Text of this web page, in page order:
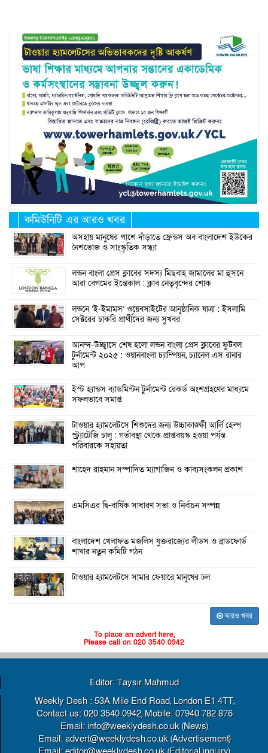
কমিউনিটি এর আরও খবর
অসহায় মানুষের পাশে দাঁড়াতে ফ্রেন্ডস অব বাংলাদেশ ইউকের
নৈশভোজ ও সাংস্কৃতিক সন্ধ্যা
লন্ডন বাংলা প্রেস ক্লাবের সদস্য মিছবাহ জামালের মা হুসনে
আরা বেগমের ইন্তেকাল : ক্লাব নেতৃবৃন্দের শোক
লন্ডনে ‘ই-ইমামস’ ওয়েবসাইটের আনুষ্ঠানিক যাত্রা : ইসলামি
সেক্টরের চাকরি প্রার্থীদের জন্য সুখবর
আনন্দ-উচ্ছ্বাসে শেষ হলো লন্ডন বাংলা প্রেস ক্লাবের ফুটবল
টুর্নামেন্ট ২০২৫ : ওয়ানবাংলা চ্যাম্পিয়ন, চ্যানেল এস রানার
আপ
ইস্ট হ্যান্ডস ব্যাডমিন্টন টুর্নামেন্ট রেকর্ড অংশগ্রহণের মাধ্যমে
সফলভাবে সমাপ্ত
টাওয়ার হ্যামলেটসে শিশুদের জন্য উচ্চাকাঙ্ক্ষী আর্লি হেল্প
স্ট্র্যাটেজি চালু : গর্ভাবস্থা থেকে প্রাপ্তবয়স্ক হওয়া পর্যন্ত
পরিবারকে সহায়তা
শাহেদ রাহমান সম্পাদিত ম্যাগাজিন ও কাব্যসংকলন প্রকাশ
এমসিএর দ্বি-বার্ষিক সাধারণ সভা ও নির্বাচন সম্পন্ন
বাংলাদেশ খেলাফত মজলিস যুক্তরাজ্যের লীডস ও ব্রাডফোর্ড
শাখার নতুন কমিটি গঠন
টাওয়ার হ্যামলেটসে সামার ফেয়ারে মানুষের ঢল
আরও খবর
To place an advert here,
Please call on 020 3540 0942
Editor: Taysir Mahmud
Weekly Desh : 53A Mile End Road, London E1 4TT,
Contact us: 020 3540 0942, Mobile: 07940 782 876
Email: info@weeklydesh.co.uk (News)
Email: advert@weeklydesh.co.uk (Advertisement)